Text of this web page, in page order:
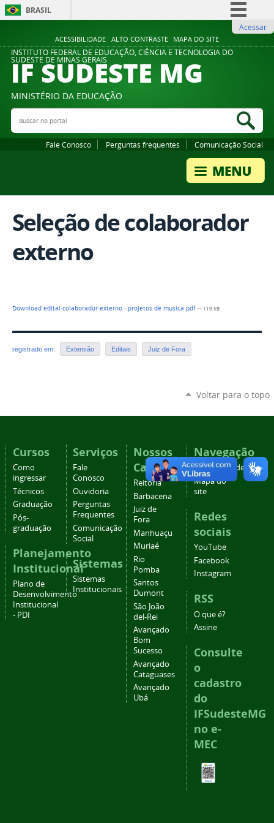
ACESSIBILIDADE ALTO CONTRASTE MAPA DO SITE
BRASIL
Comunica BR
Participe
Legislação
Acessar
INSTITUTO FEDERAL DE EDUCAÇÃO, CIÊNCIA E TECNOLOGIA DO
SUDESTE DE MINAS GERAIS
IF SUDESTE MG
MINISTÉRIO DA EDUCAÇÃO
Buscar no portal
Fale Conosco Perguntas frequentes Comunicação Social
Seleção de colaborador
externo
Download edital-colaborador-externo - projetos de musica.pdf— 119 KB
registrado em: Extensão Editais Juiz de Fora
Voltar para o topo
Cursos
Como
ingressar
Técnicos
Graduação
Pós-
graduação
Planejamento
Institucional
Plano de
Desenvolvimento
Institucional
- PDI
Serviços
Fale
Conosco
Ouvidoria
Perguntas
Frequentes
Comunicação
Social
Sistemas
Sistemas
Institucionais
Nossos
Campi
Reitoria
Barbacena
Juiz de
Fora
Manhuaçu
Muriaé
Rio
Pomba
Santos
Dumont
São João
del-Rei
Avançado
Bom
Sucesso
Avançado
Cataguases
Avançado
Ubá
Navegação
Acessibilidade
Mapa do
site
Redes
sociais
YouTube
Facebook
Instagram
RSS
O que é?
Assine
Consulte
o
cadastro
do
IFSudesteMG
no e-
MEC